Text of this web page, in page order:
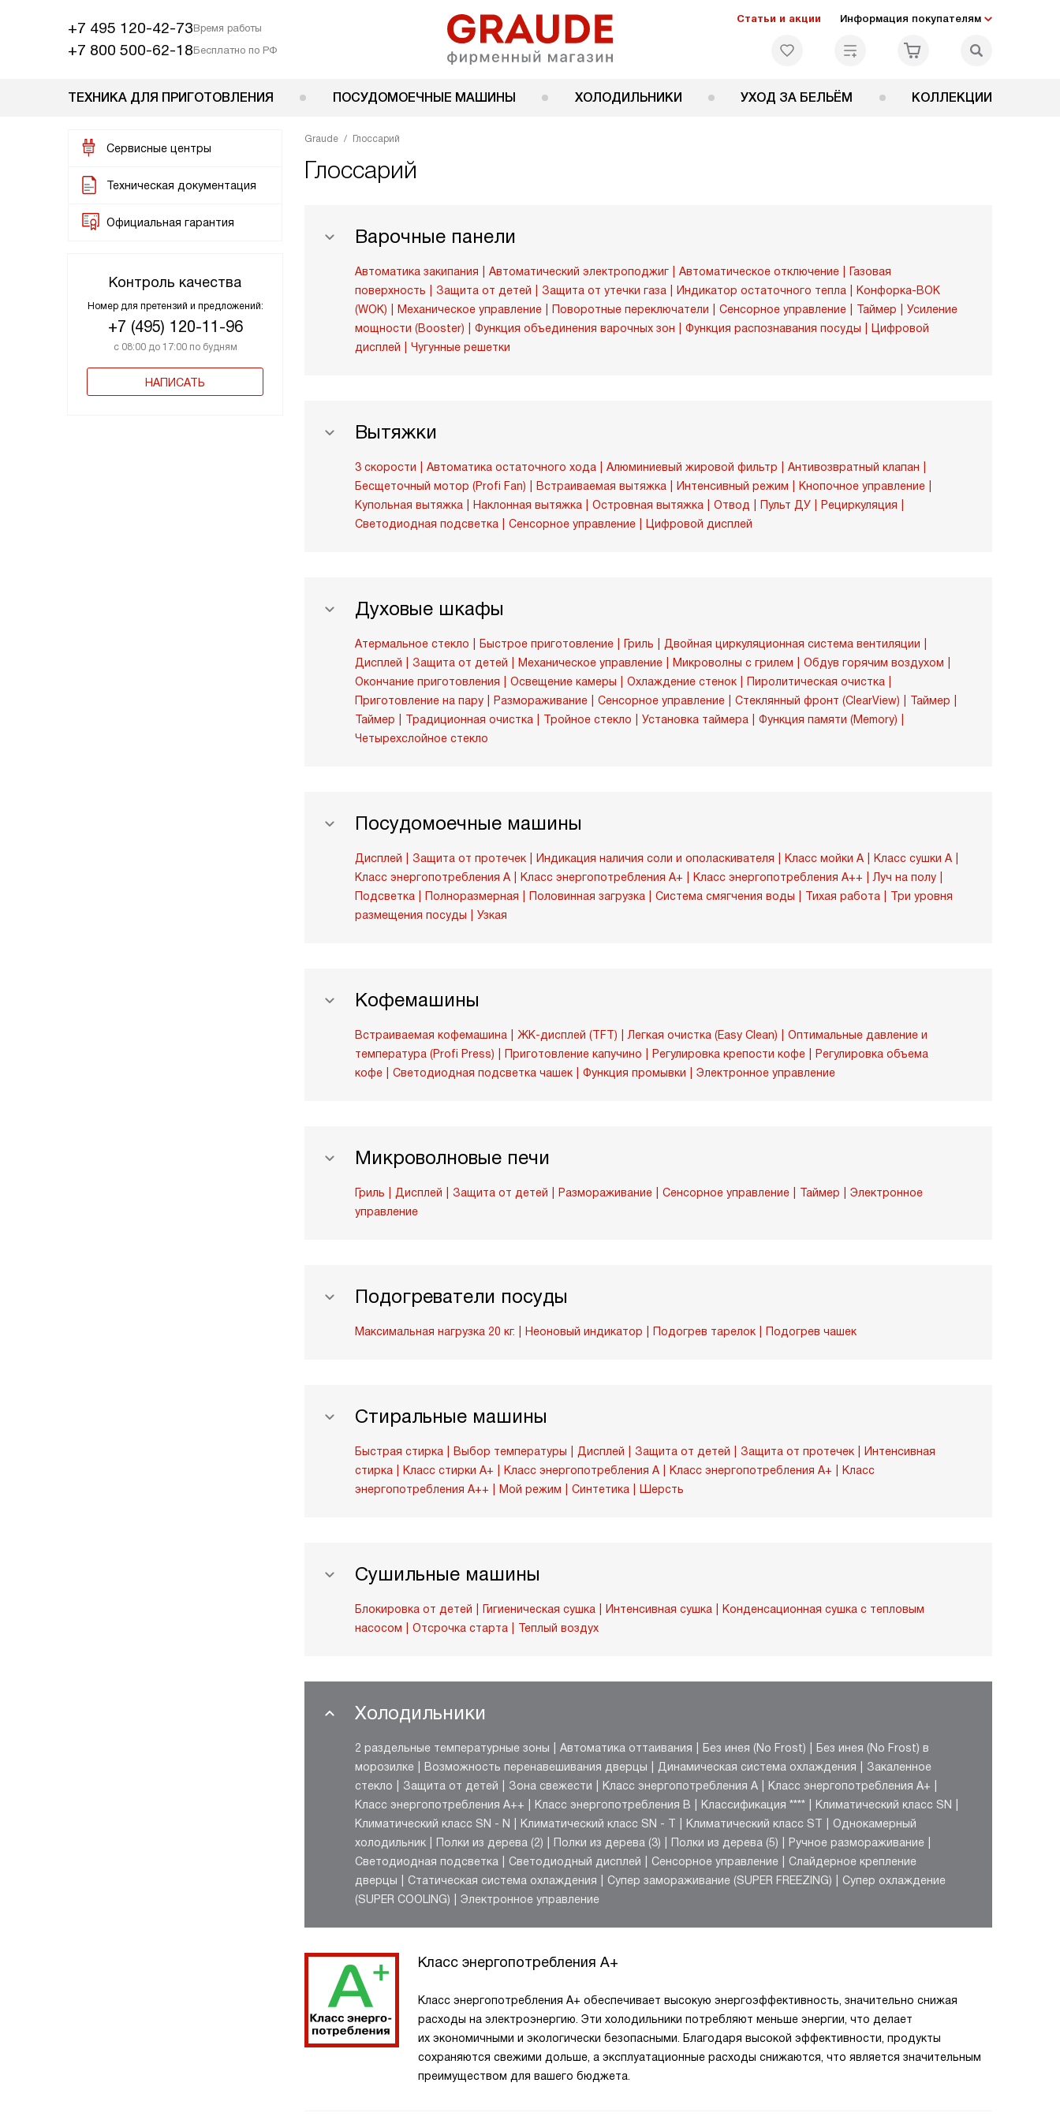
+7 495 120-42-73Время работы
+7 800 500-62-18Бесплатно по РФ
Статьи и акции Информация покупателям
ТЕХНИКА ДЛЯ ПРИГОТОВЛЕНИЯ ПОСУДОМОЕЧНЫЕ МАШИНЫ ХОЛОДИЛЬНИКИ УХОД ЗА БЕЛЬЁМ КОЛЛЕКЦИИ
Сервисные центры
Техническая документация
Официальная гарантия
Контроль качества
Номер для претензий и предложений:
+7 (495) 120-11-96
с 08:00 до 17:00 по будням
НАПИСАТЬ
Graude Глоссарий
Глоссарий
Варочные панели
Автоматика закипания Автоматический электроподжиг Автоматическое отключение
Газовая
поверхность
Защита от детей Защита от утечки газа Индикатор остаточного тепла
Конфорка-ВОК
(WOK)
Механическое управление Поворотные переключатели Сенсорное управление Таймер
Усиление
мощности (Booster)
Функция объединения варочных зон Функция распознавания посуды
Цифровой
дисплей
Чугунные решетки
Вытяжки
3 скорости Автоматика остаточного хода Алюминиевый жировой фильтр
Антивозвратный клапан
Бесщеточный мотор (Profi Fan)
Встраиваемая вытяжка Интенсивный режим
Кнопочное управление
Купольная вытяжка
Наклонная вытяжка Островная вытяжка Отвод Пульт ДУ
Рециркуляция
Светодиодная подсветка
Сенсорное управление Цифровой дисплей
Духовые шкафы
Атермальное стекло Быстрое приготовление Гриль
Двойная циркуляционная система вентиляции
Дисплей
Защита от детей Механическое управление Микроволны с грилем
Обдув горячим воздухом
Окончание приготовления
Освещение камеры Охлаждение стенок
Пиролитическая очистка
Приготовление на пару
Размораживание Сенсорное управление Стеклянный фронт (ClearView)
Таймер
Таймер
Традиционная очистка Тройное стекло Установка таймера
Функция памяти (Memory)
Четырехслойное стекло
Посудомоечные машины
Дисплей Защита от протечек Индикация наличия соли и ополаскивателя Класс мойки A
Класс сушки A
Класс энергопотребления A
Класс энергопотребления A+ Класс энергопотребления A++
Луч на полу
Подсветка
Полноразмерная Половинная загрузка Система смягчения воды Тихая работа
Три уровня
размещения посуды
Узкая
Кофемашины
Встраиваемая кофемашина ЖК-дисплей (TFT) Легкая очистка (Easy Clean)
Оптимальные давление и
температура (Profi Press)
Приготовление капучино Регулировка крепости кофе
Регулировка объема
кофе
Светодиодная подсветка чашек Функция промывки Электронное управление
Микроволновые печи
Гриль Дисплей Защита от детей Размораживание Сенсорное управление Таймер
Электронное
управление
Подогреватели посуды
Максимальная нагрузка 20 кг. Неоновый индикатор Подогрев тарелок Подогрев чашек
Стиральные машины
Быстрая стирка Выбор температуры Дисплей Защита от детей Защита от протечек
Интенсивная
стирка
Класс стирки A+ Класс энергопотребления A Класс энергопотребления A+
Класс
энергопотребления A++
Мой режим Синтетика Шерсть
Сушильные машины
Блокировка от детей Гигиеническая сушка Интенсивная сушка
Конденсационная сушка с тепловым
насосом
Отсрочка старта Теплый воздух
Холодильники
2 раздельные температурные зоны Автоматика оттаивания Без инея (No Frost)
Без инея (No Frost) в
морозилке
Возможность перенавешивания дверцы Динамическая система охлаждения
Закаленное
стекло
Защита от детей Зона свежести Класс энергопотребления A
Класс энергопотребления A+
Класс энергопотребления A++
Класс энергопотребления B Классификация ****
Климатический класс SN
Климатический класс SN - N
Климатический класс SN - T Климатический класс ST
Однокамерный
холодильник
Полки из дерева (2) Полки из дерева (3) Полки из дерева (5)
Ручное размораживание
Светодиодная подсветка
Светодиодный дисплей Сенсорное управление
Слайдерное крепление
дверцы
Статическая система охлаждения Супер замораживание (SUPER FREEZING)
Супер охлаждение
(SUPER COOLING)
Электронное управление
Класс энергопотребления A+
Класс энергопотребления A+ обеспечивает высокую энергоэффективность, значительно снижая
расходы на электроэнергию. Эти холодильники потребляют меньше энергии, что делает
их экономичными и экологически безопасными. Благодаря высокой эффективности, продукты
сохраняются свежими дольше, а эксплуатационные расходы снижаются, что является значительным
преимуществом для вашего бюджета.